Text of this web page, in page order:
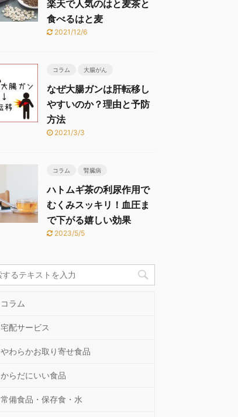
楽天で人気のはと麦茶と
食べるはと麦
2021/12/6
コラム 大腸がん
なぜ大腸ガンは肝転移し
やすいのか？理由と予防
方法
2021/3/3
コラム 腎臓病
ハトムギ茶の利尿作用で
むくみスッキリ！血圧ま
で下がる嬉しい効果
2023/5/5
コラム
宅配サービス
やわらかお取り寄せ食品
からだにいい食品
常備食品・保存食・水